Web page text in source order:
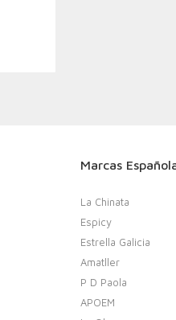
Marcas
La Chinata
Espicy
Estrella Galicia
Amatller
P D Paola
APOEM